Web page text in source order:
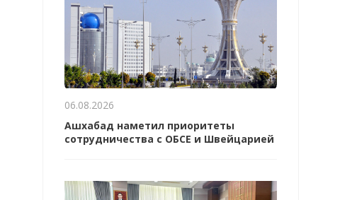
06.08.2026
Ашхабад наметил приоритеты
сотрудничества с ОБСЕ и Швейцарией